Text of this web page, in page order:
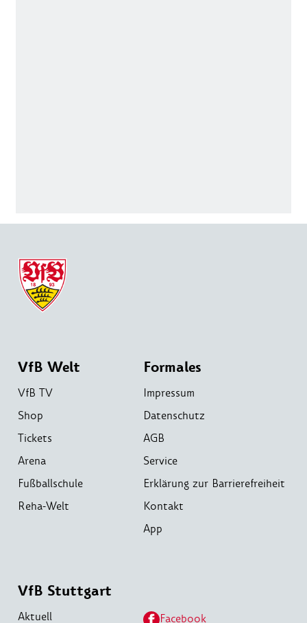
VfB Welt
VfB TV
Shop
Tickets
Arena
Fußballschule
Reha-Welt
Formales
Impressum
Datenschutz
AGB
Service
Erklärung zur Barrierefreiheit
Kontakt
App
VfB Stuttgart
Aktuell Facebook